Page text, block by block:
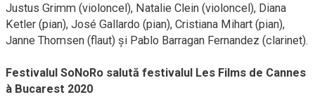
Justus Grimm (violoncel), Natalie Clein (violoncel), Diana
Ketler (pian), José Gallardo (pian), Cristiana Mihart (pian),
Janne Thomsen (flaut) și Pablo Barragan Fernandez (clarinet).
Festivalul SoNoRo salută festivalul Les Films de Cannes
à Bucarest 2020